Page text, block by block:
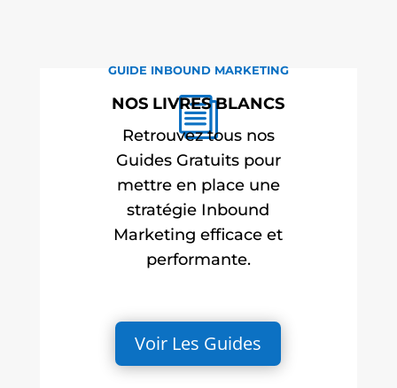
i
GUIDE INBOUND MARKETING
NOS LIVRES BLANCS
Retrouvez tous nos
Guides Gratuits pour
mettre en place une
stratégie Inbound
Marketing efficace et
performante.
Voir Les Guides